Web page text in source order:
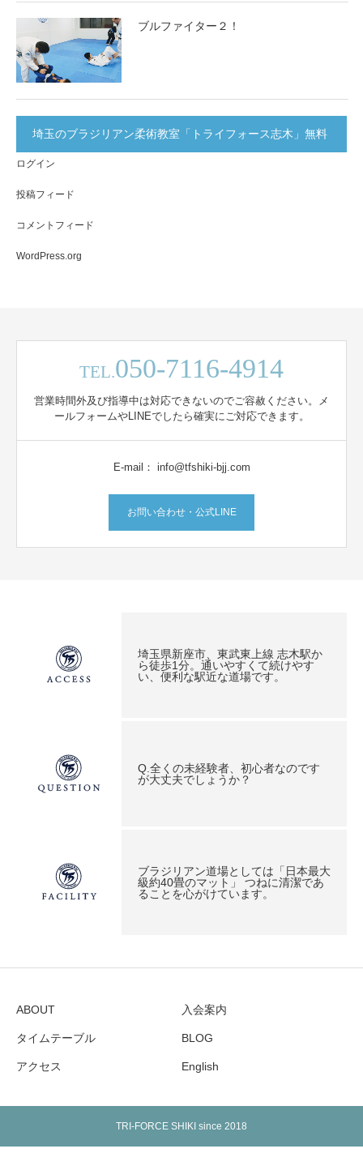
ブルファイター２！
埼玉のブラジリアン柔術教室「トライフォース志木」無料
体験実施中！
ログイン
投稿フィード
コメントフィード
WordPress.org
TEL.050-7116-4914
営業時間外及び指導中は対応できないのでご容赦ください。メ
ールフォームやLINEでしたら確実にご対応できます。
E-mail： info@tfshiki-bjj.com
お問い合わせ・公式LINE
埼玉県新座市、東武東上線 志木駅か
ら徒歩1分。通いやすくて続けやす
い、便利な駅近な道場です。
Q.全くの未経験者、初心者なのです
が大丈夫でしょうか？
ブラジリアン道場としては「日本最大
級約40畳のマット」 つねに清潔であ
ることを心がけています。
ABOUT 入会案内
タイムテーブル BLOG
アクセス English
TRI-FORCE SHIKI since 2018